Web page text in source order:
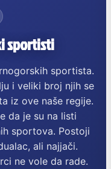
sportisti
sportista.
i veliki broj njih se
iz ove naše regije.
da je su na listi
sportova. Postoji
ali najjači.
ne vole da rade.